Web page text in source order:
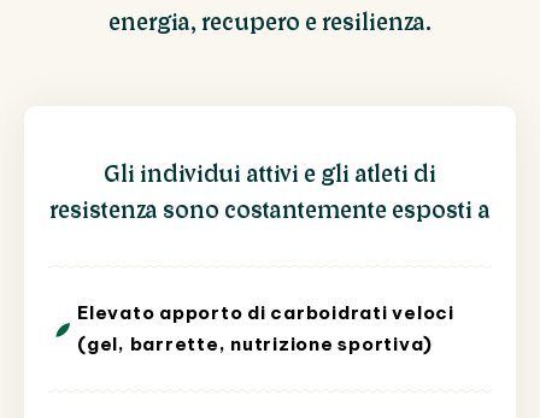
energia, recupero e resilienza.
Gli individui attivi e gli atleti di
resistenza sono costantemente esposti a
Elevato apporto di carboidrati veloci
(gel, barrette, nutrizione sportiva)